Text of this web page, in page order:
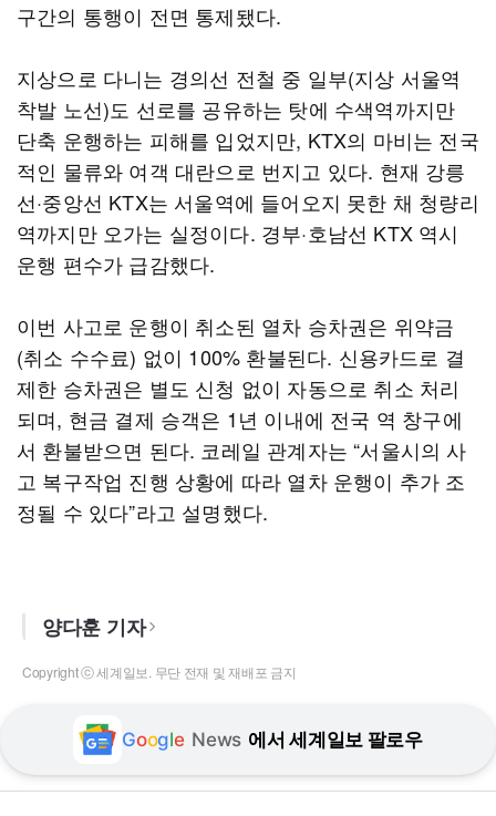
구간의 통행이 전면 통제됐다.
지상으로 다니는 경의선 전철 중 일부(지상 서울역
착발 노선)도 선로를 공유하는 탓에 수색역까지만
단축 운행하는 피해를 입었지만, KTX의 마비는 전국
적인 물류와 여객 대란으로 번지고 있다. 현재 강릉
선·중앙선 KTX는 서울역에 들어오지 못한 채 청량리
역까지만 오가는 실정이다. 경부·호남선 KTX 역시
운행 편수가 급감했다.
이번 사고로 운행이 취소된 열차 승차권은 위약금
(취소 수수료) 없이 100% 환불된다. 신용카드로 결
제한 승차권은 별도 신청 없이 자동으로 취소 처리
되며, 현금 결제 승객은 1년 이내에 전국 역 창구에
서 환불받으면 된다. 코레일 관계자는 “서울시의 사
고 복구작업 진행 상황에 따라 열차 운행이 추가 조
정될 수 있다”라고 설명했다.
양다훈 기자
Copyright ⓒ 세계일보. 무단 전재 및 재배포 금지
Google News 에서 세계일보 팔로우